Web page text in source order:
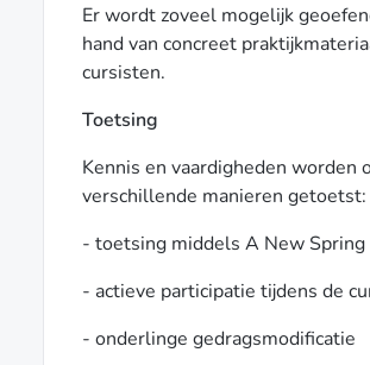
Er wordt zoveel mogelijk
hand van concreet
cursisten.
Toetsing
Kennis en vaardigheden worden
verschillende manieren getoetst:
- toetsing middels A New Spring
- actieve participatie tijdens de
- onderlinge gedragsmodificatie